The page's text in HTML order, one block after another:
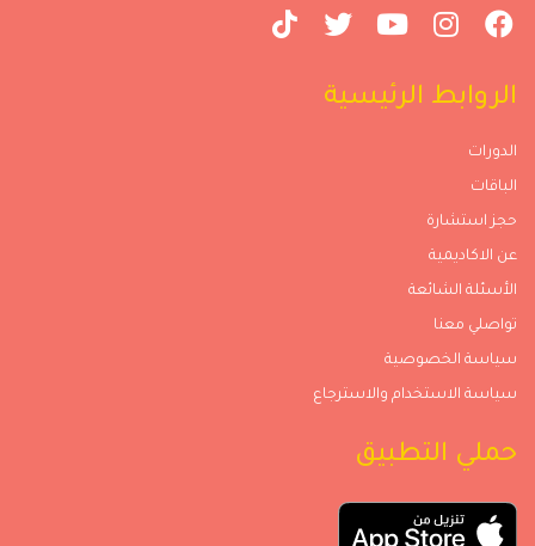
الروابط الرئيسية
الدورات
الباقات
حجز استشارة
عن الاكاديمية
الأسئلة الشائعة
تواصلي معنا
سياسة الخصوصية
سياسة الاستخدام والاسترجاع
حملي التطبيق